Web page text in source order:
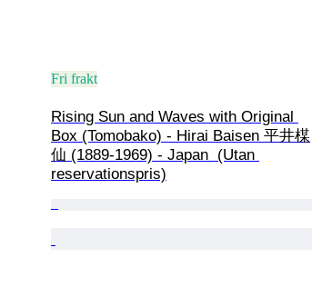
Fri frakt
Rising Sun and Waves with Original
Box (Tomobako) - Hirai Baisen 平井楳
仙 (1889-1969) - Japan  (Utan
reservationspris)